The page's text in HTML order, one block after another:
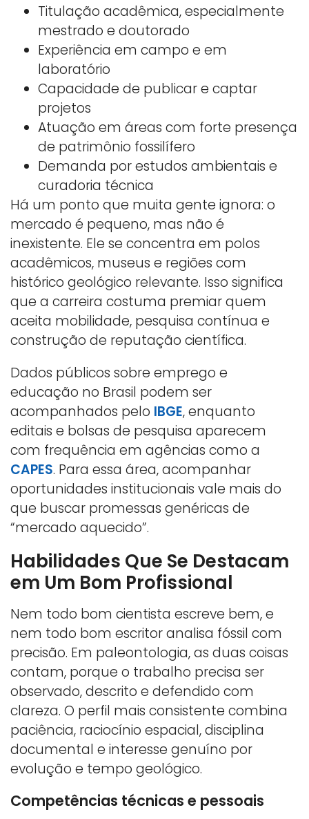
Titulação acadêmica, especialmente
mestrado e doutorado
Experiência em campo e em
laboratório
Capacidade de publicar e captar
projetos
Atuação em áreas com forte presença
de patrimônio fossilífero
Demanda por estudos ambientais e
curadoria técnica
Há um ponto que muita gente ignora: o
mercado é pequeno, mas não é
inexistente. Ele se concentra em polos
acadêmicos, museus e regiões com
histórico geológico relevante. Isso significa
que a carreira costuma premiar quem
aceita mobilidade, pesquisa contínua e
construção de reputação científica.
Dados públicos sobre emprego e
educação no Brasil podem ser
acompanhados pelo IBGE, enquanto
editais e bolsas de pesquisa aparecem
com frequência em agências como a
CAPES. Para essa área, acompanhar
oportunidades institucionais vale mais do
que buscar promessas genéricas de
“mercado aquecido”.
Habilidades Que Se Destacam
em Um Bom Profissional
Nem todo bom cientista escreve bem, e
nem todo bom escritor analisa fóssil com
precisão. Em paleontologia, as duas coisas
contam, porque o trabalho precisa ser
observado, descrito e defendido com
clareza. O perfil mais consistente combina
paciência, raciocínio espacial, disciplina
documental e interesse genuíno por
evolução e tempo geológico.
Competências técnicas e pessoais